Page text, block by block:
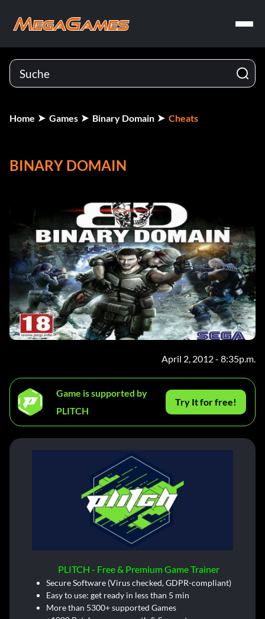
Home Games Binary Domain Cheats
BINARY DOMAIN
April 2, 2012 - 8:35p.m.
Game is supported by
PLITCH
Try It for free!
PLITCH - Free & Premium Game Trainer
Secure Software (Virus checked, GDPR-compliant)
Easy to use: get ready in less than 5 min
More than 5300+ supported Games